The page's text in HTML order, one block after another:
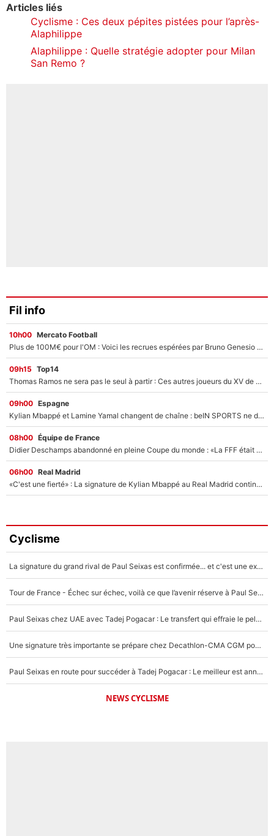
Articles liés
Cyclisme : Ces deux pépites pistées pour l’après-
Alaphilippe
Alaphilippe : Quelle stratégie adopter pour Milan
San Remo ?
Fil info
10h00 Mercato Football
Plus de 100M€ pour l'OM : Voici les recrues espérées par Bruno Genesio et Grégory Lorenzi après l’opération dégraissage
09h15 Top14
Thomas Ramos ne sera pas le seul à partir : Ces autres joueurs du XV de France pourraient aussi quitter le Stade Toulousain, un club de Top 14 est déjà sur les rangs
09h00 Espagne
Kylian Mbappé et Lamine Yamal changent de chaîne : beIN SPORTS ne digère pas cette décision historique et prédit un fiasco pour la Liga
08h00 Équipe de France
Didier Deschamps abandonné en pleine Coupe du monde : «La FFF était déjà passée à Zinedine Zidane»
06h00 Real Madrid
«C'est une fierté» : La signature de Kylian Mbappé au Real Madrid continue de régaler l'Espagne
Cyclisme
La signature du grand rival de Paul Seixas est confirmée... et c'est une excellente nouvelle pour l'équipe Decathlon-CMA CGM !
Tour de France - Échec sur échec, voilà ce que l’avenir réserve à Paul Seixas : «Tant qu’il y aura un Pogacar comme celui-là...»
Paul Seixas chez UAE avec Tadej Pogacar : Le transfert qui effraie le peloton, «c’est la pire des choses qui puisse arriver»
Une signature très importante se prépare chez Decathlon-CMA CGM pour aider Paul Seixas à gagner le Tour de France 2027
Paul Seixas en route pour succéder à Tadej Pogacar : Le meilleur est annoncé pour l’avenir de la pépite française
NEWS CYCLISME